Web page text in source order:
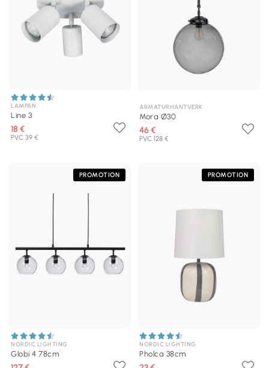
LAMPAN
Line 3
18 €
PVC 39 €
ARMATURHANTVERK
Mora Ø30
46 €
PVC 128 €
PROMOTION
NORDIC LIGHTING
Globi 4 78cm
PROMOTION
NORDIC LIGHTING
Pholca 38cm